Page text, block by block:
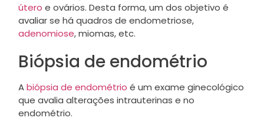
útero e ovários. Desta forma, um dos objetivo é
avaliar se há quadros de endometriose,
adenomiose, miomas, etc.
Biópsia de endométrio
Abiópsia de endométrio é um exame ginecológico
que avalia alterações intrauterinas e no
endométrio.